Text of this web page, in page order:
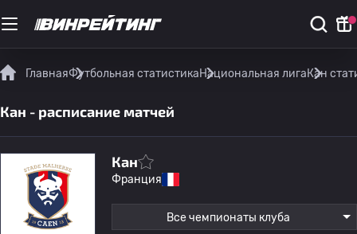
ГлавнаяФутбольная статистикаНациональная лигаКан
Кан - расписание матчей
Кан
Франция
Все чемпионаты клуба